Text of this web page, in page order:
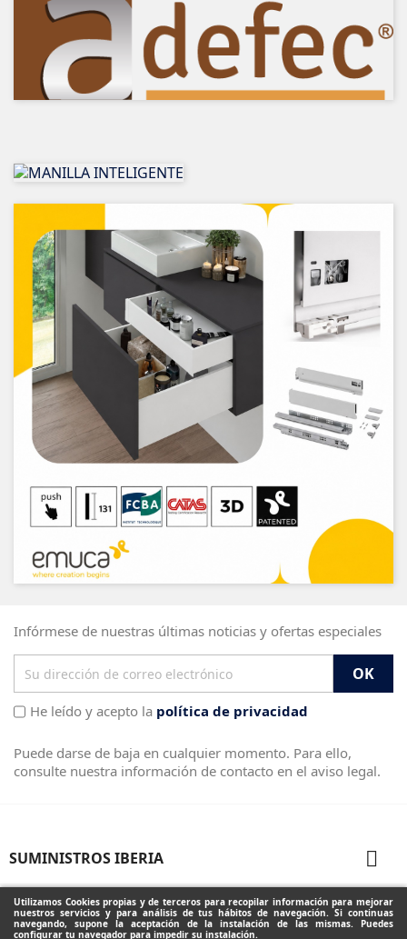
Utilizamos Cookies propias y de terceros para recopilar información para mejorar
nuestros servicios y para análisis de tus hábitos de navegación. Si continuas
navegando, supone la aceptación de la instalación de las mismas. Puedes
configurar tu navegador para impedir su instalación.
Infórmese de nuestras últimas noticias y ofertas especiales
He leído y acepto la política de privacidad
Puede darse de baja en cualquier momento. Para ello,
consulte nuestra información de contacto en el aviso legal.
SUMINISTROS IBERIA 
PRODUCTOS 